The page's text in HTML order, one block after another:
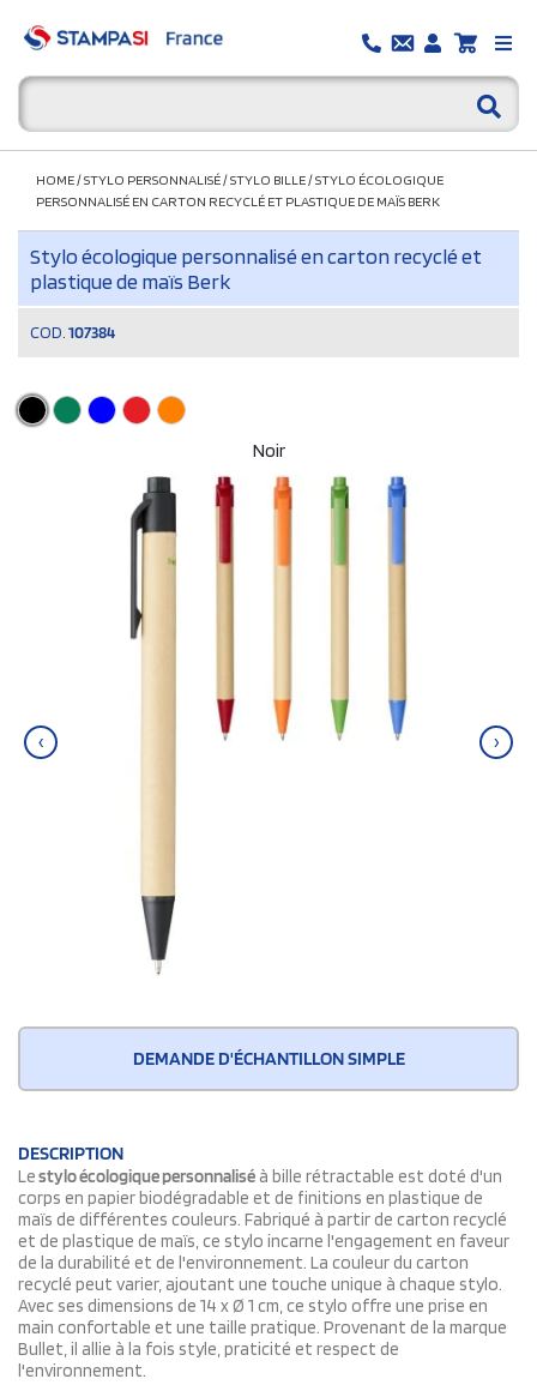
HOME/STYLO PERSONNALISÉ/STYLO BILLE/STYLO ÉCOLOGIQUE
PERSONNALISÉ EN CARTON RECYCLÉ ET PLASTIQUE DE MAÏS BERK
Stylo écologique personnalisé en carton recyclé et
plastique de maïs Berk
COD. 107384
Noir
‹ ›
DEMANDE D'ÉCHANTILLON SIMPLE
DESCRIPTION
Lestylo écologique personnalisé à bille rétractable est doté d'un
corps en papier biodégradable et de finitions en plastique de
maïs de différentes couleurs. Fabriqué à partir de carton recyclé
et de plastique de maïs, ce stylo incarne l'engagement en faveur
de la durabilité et de l'environnement. La couleur du carton
recyclé peut varier, ajoutant une touche unique à chaque stylo.
Avec ses dimensions de 14 x Ø 1 cm, ce stylo offre une prise en
main confortable et une taille pratique. Provenant de la marque
Bullet, il allie à la fois style, praticité et respect de
l'environnement.